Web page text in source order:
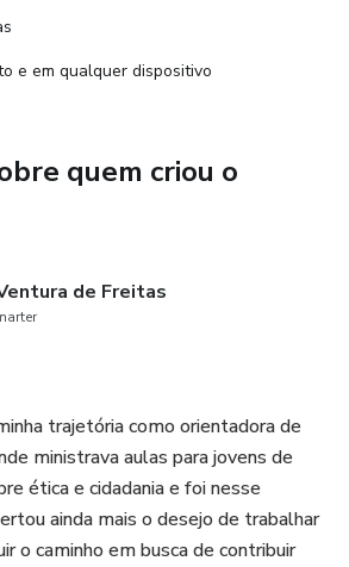
de Motivadores;
online (mentoria 1:1) para aplicar
em 30, 60 e 90 dias.
você terá:
talentos e objetivos;
otimizados;
e branding profissional;
para alcançar novas
e em qualquer dispositivo
quem criou o
de Freitas
trajetória como orientadora de
ministrava aulas para jovens de
ética e cidadania e foi nesse
ainda mais o desejo de trabalhar
o caminho em busca de contribuir